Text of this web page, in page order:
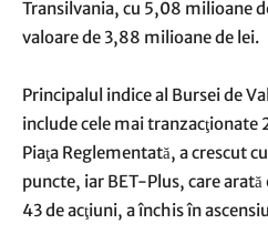
Transilvania, cu 5,08 milioane
valoare de 3,88 milioane de lei.
Principalul indice al Bursei de
include cele mai tranzacţionate
Piaţa Reglementată, a crescut
puncte, iar BET-Plus, care
43 de acţiuni, a închis în